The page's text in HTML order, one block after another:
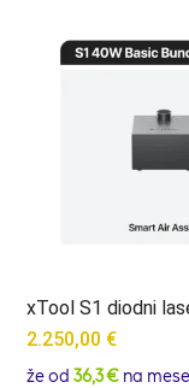
xTool S1 diodni
2.250,00 €
že od36,3 € na